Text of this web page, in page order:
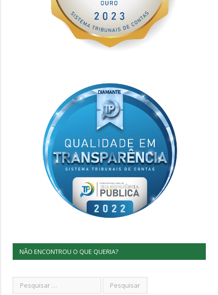
NÃO ENCONTROU O QUE QUERIA?